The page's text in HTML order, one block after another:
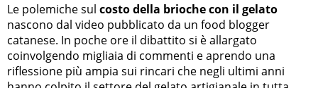
Le polemiche sul costo della brioche con il gelato
nascono dal video pubblicato da un food blogger
catanese. In poche ore il dibattito si è allargato
coinvolgendo migliaia di commenti e aprendo una
riflessione più ampia sui rincari che negli ultimi anni